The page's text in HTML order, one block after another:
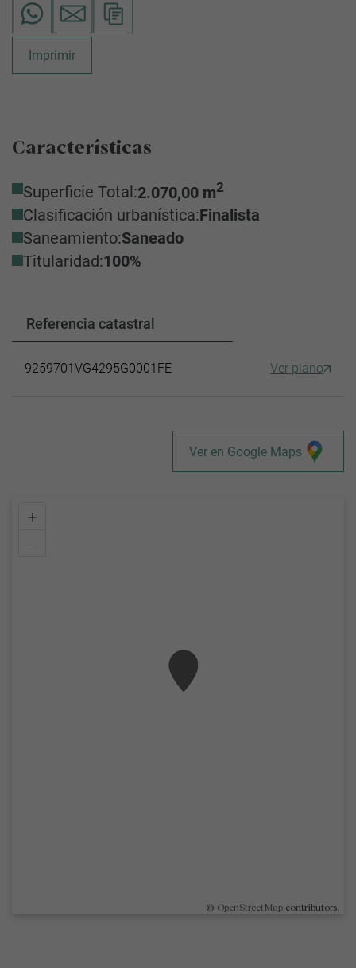
Imprimir
Características
Superficie Total:2.070,00 m2
Clasificación urbanística:Finalista
Saneamiento:Saneado
Titularidad:100%
Referencia catastral
9259701VG4295G0001FE Ver plano
Ver en Google Maps
+
–
© OpenStreetMap contributors.